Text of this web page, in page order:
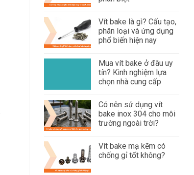
Vít bake là gì? Cấu tạo,
phân loại và ứng dụng
phổ biến hiện nay
Mua vít bake ở đâu uy
tín? Kinh nghiệm lựa
chọn nhà cung cấp
Có nên sử dụng vít
bake inox 304 cho môi
trường ngoài trời?
Vít bake mạ kẽm có
chống gỉ tốt không?